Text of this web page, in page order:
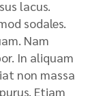
lacus.
sodales.
Nam
In aliquam
non massa
Etiam